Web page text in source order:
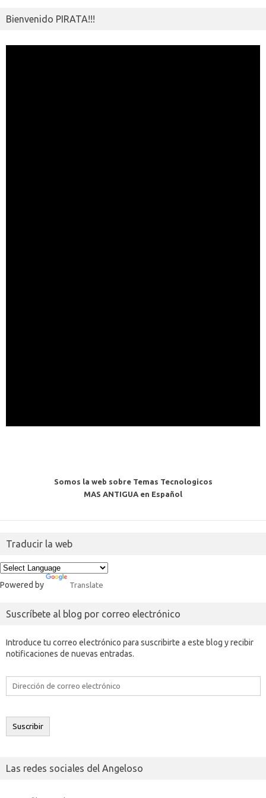
Bienvenido PIRATA!!!
Somos la web sobre Temas Tecnologicos
MAS ANTIGUA en Español
Traducir la web
Powered by Translate
Suscríbete al blog por correo electrónico
Introduce tu correo electrónico para suscribirte a este blog y recibir
notificaciones de nuevas entradas.
Dirección
electrónico
Suscribir
Las redes sociales del Angeloso